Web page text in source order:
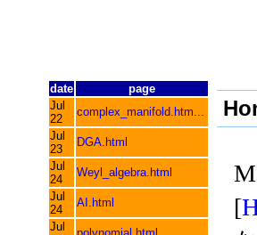
date
page
Jul
22
complex_manifold.htm...
Jul
23
DGA.html
Jul
24
Weyl_algebra.html
Jul
24
AI.html
Jul
[